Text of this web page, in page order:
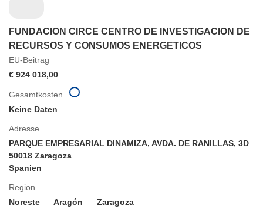
FUNDACION CIRCE CENTRO DE INVESTIGACION DE
RECURSOS Y CONSUMOS ENERGETICOS
EU-Beitrag
€ 924 018,00
Adresse
PARQUE EMPRESARIAL DINAMIZA, AVDA. DE RANILLAS, 3D
50018 Zaragoza
Spanien
Region
Noreste
Aragón Zaragoza
Gesamtkosten
Keine Daten